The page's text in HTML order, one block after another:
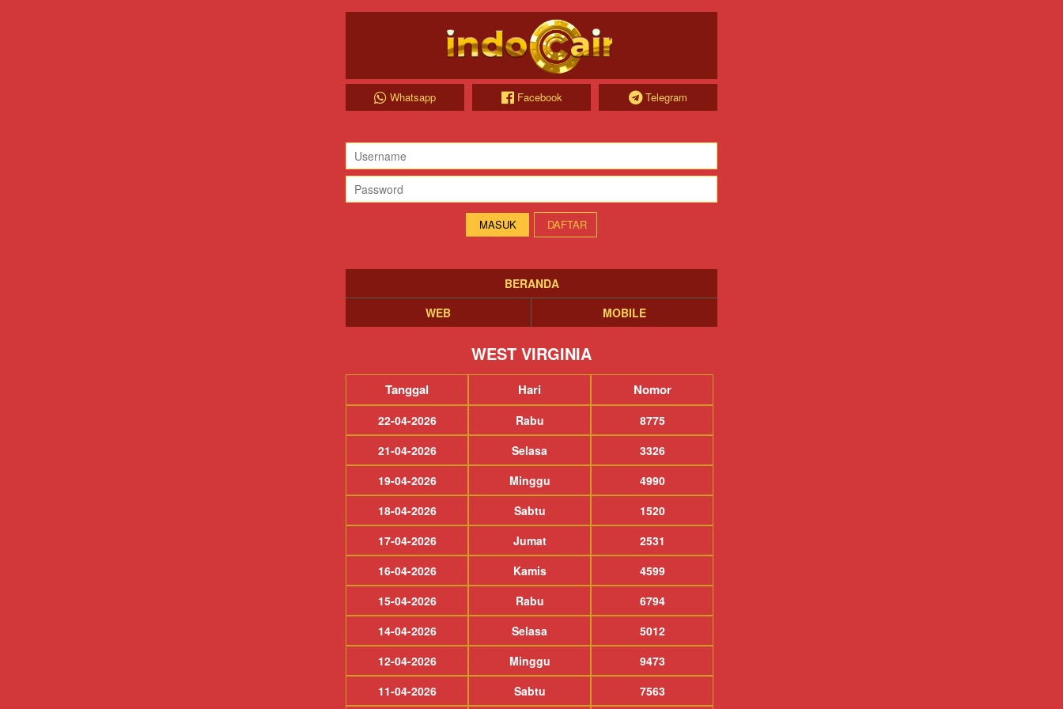
Whatsapp Facebook Telegram
DAFTAR
BERANDA
WEB
MOBILE
WEST VIRGINIA
Tanggal Hari Nomor
22-04-2026 Rabu
8775
21-04-2026
Selasa
3326
19-04-2026
Minggu
4990
18-04-2026
Sabtu
1520
17-04-2026
Jumat
2531
16-04-2026
Kamis
4599
15-04-2026
Rabu
6794
14-04-2026
Selasa
5012
12-04-2026
Minggu
9473
11-04-2026
Sabtu 7563